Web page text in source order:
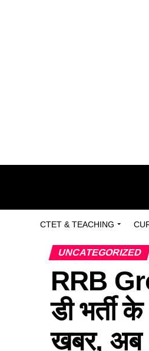
CTET & TEACHING
UNCATEGORIZED
RRB
डी भर्ती के
खबर, अब